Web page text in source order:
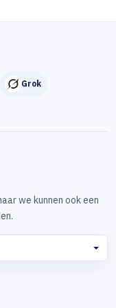
Grok
we kunnen ook een